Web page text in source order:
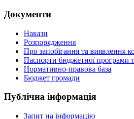
Документи
Накази
Розпорядження
Про запобігання та виявлення
Паспорти бюджетної програми
Нормативно-правова база
Бюджет громади
Публічна інформація
Запит на інформацію